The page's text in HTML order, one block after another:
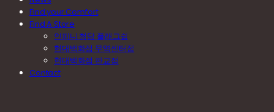
Find your Comfort
Find A Store
인피니 청담 플래그쉽
현대백화점 무역센터점
현대백화점 판교점
Contact